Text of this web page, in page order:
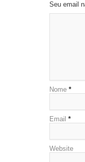
Seu email
Nome *
Email *
Website